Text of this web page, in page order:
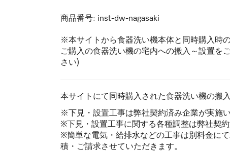
商品番号: inst-dw-nagasaki
※本サイトから食器洗い機本体と同時購入時
ご購入の食器洗い機の宅内への搬入～設置を
さい)
本サイトにて同時購入された食器洗い機の搬
※下見・設置工事は弊社契約済み企業が実施い
※下見・設置工事に関する各種調整は弊社契
※簡単な電気・給排水などの工事は別料金に
積・ご請求させていただきます。